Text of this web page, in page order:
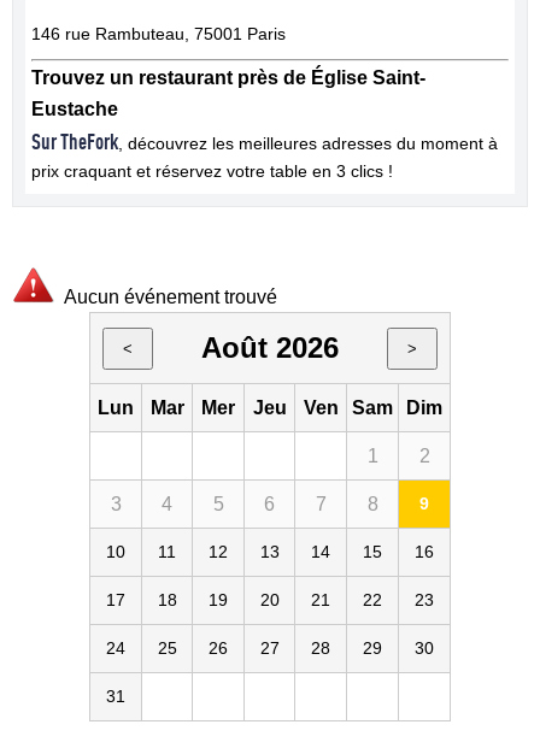
146 rue Rambuteau, 75001 Paris
Trouvez un restaurant près de Église Saint-
Eustache
Sur TheFork , découvrez les meilleures adresses du moment à
prix craquant et réservez votre table en 3 clics !
Aucun événement trouvé
< Août 2026 >
Lun Mar Mer Jeu Ven Sam Dim
1 2
3 4 5 6 7 8 9
10 11 12 13 14 15 16
17 18 19 20 21 22 23
24 25 26 27 28 29 30
31